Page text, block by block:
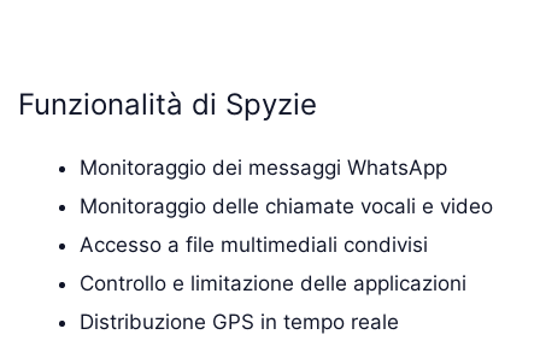
Funzionalità di Spyzie
Monitoraggio dei messaggi WhatsApp
Monitoraggio delle chiamate vocali e video
Accesso a file multimediali condivisi
Controllo e limitazione delle applicazioni
Distribuzione GPS in tempo reale